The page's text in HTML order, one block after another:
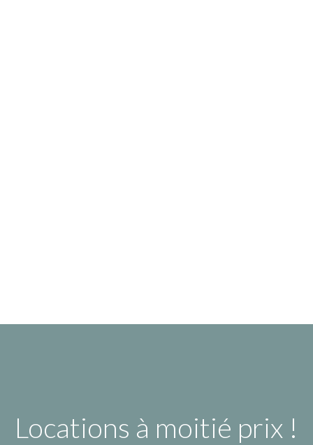
Locations à moitié prix !